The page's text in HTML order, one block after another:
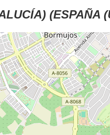
(ESPAÑA